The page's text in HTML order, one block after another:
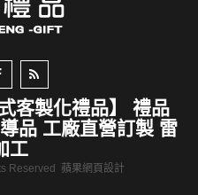
客製化禮品】 禮品
品 工廠直營訂製 雷
工
Reserved 蘋果網頁設計